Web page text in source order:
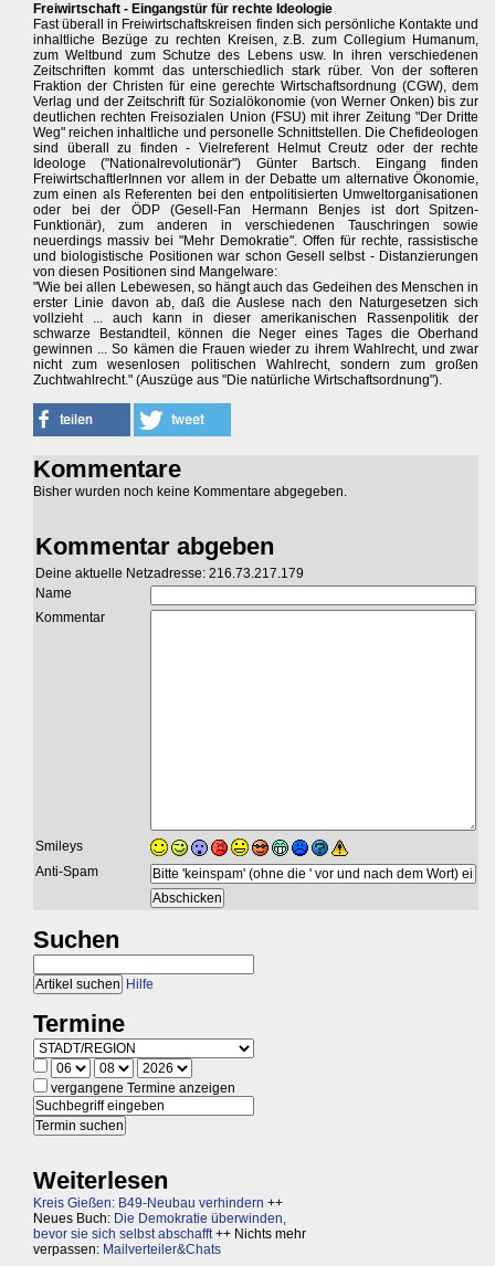
Freiwirtschaft - Eingangstür für rechte Ideologie
Fast überall in Freiwirtschaftskreisen finden sich persönliche Kontakte und
inhaltliche Bezüge zu rechten Kreisen, z.B. zum Collegium Humanum,
zum Weltbund zum Schutze des Lebens usw. In ihren verschiedenen
Zeitschriften kommt das unterschiedlich stark rüber. Von der softeren
Fraktion der Christen für eine gerechte Wirtschaftsordnung (CGW), dem
Verlag und der Zeitschrift für Sozialökonomie (von Werner Onken) bis zur
deutlichen rechten Freisozialen Union (FSU) mit ihrer Zeitung "Der Dritte
Weg" reichen inhaltliche und personelle Schnittstellen. Die Chefideologen
sind überall zu finden - Vielreferent Helmut Creutz oder der rechte
Ideologe ("Nationalrevolutionär") Günter Bartsch. Eingang finden
FreiwirtschaftlerInnen vor allem in der Debatte um alternative Ökonomie,
zum einen als Referenten bei den entpolitisierten Umweltorganisationen
oder bei der ÖDP (Gesell-Fan Hermann Benjes ist dort Spitzen-
Funktionär), zum anderen in verschiedenen Tauschringen sowie
neuerdings massiv bei "Mehr Demokratie". Offen für rechte, rassistische
und biologistische Positionen war schon Gesell selbst - Distanzierungen
von diesen Positionen sind Mangelware:
"Wie bei allen Lebewesen, so hängt auch das Gedeihen des Menschen in
erster Linie davon ab, daß die Auslese nach den Naturgesetzen sich
vollzieht ... auch kann in dieser amerikanischen Rassenpolitik der
schwarze Bestandteil, können die Neger eines Tages die Oberhand
gewinnen ... So kämen die Frauen wieder zu ihrem Wahlrecht, und zwar
nicht zum wesenlosen politischen Wahlrecht, sondern zum großen
Zuchtwahlrecht." (Auszüge aus "Die natürliche Wirtschaftsordnung").
Kommentare
Bisher wurden noch keine Kommentare abgegeben.
Kommentar abgeben
Deine aktuelle Netzadresse: 216.73.217.179
Name
Kommentar
Smileys
Anti-Spam
Suchen
Hilfe
Termine
vergangene Termine anzeigen
Weiterlesen
Kreis Gießen: B49-Neubau verhindern ++
Neues Buch: Die Demokratie überwinden,
bevor sie sich selbst abschafft++ Nichts mehr
verpassen: Mailverteiler&Chats